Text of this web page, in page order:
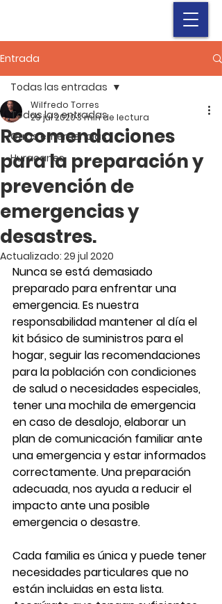
Entrada
Todas las entradas
Otras emergencias
Huracanes
Todas las entradas
Recomendaciones
para la preparación y
prevención de
emergencias y
desastres.
Wilfredo Torres
29 jul 20203 min de lectura
Actualizado: 29 jul 2020
Nunca se está demasiado
preparado para enfrentar una
emergencia. Es nuestra
responsabilidad mantener al día el
kit básico de suministros para el
hogar, seguir las recomendaciones
para la población con condiciones
de salud o necesidades especiales,
tener una mochila de emergencia
en caso de desalojo, elaborar un
plan de comunicación familiar ante
una emergencia y estar informados
correctamente. Una preparación
adecuada, nos ayuda a reducir el
impacto ante una posible
emergencia o desastre.
Cada familia es única y puede tener
necesidades particulares que no
están incluidas en esta lista.